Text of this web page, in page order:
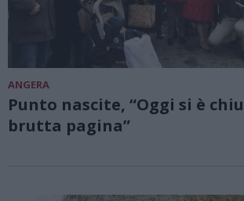
ANGERA
Punto nascite, “Oggi si è
brutta pagina”